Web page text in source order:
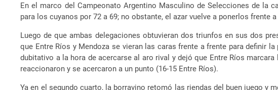
En el marco del Campeonato Argentino Masculino de Selecciones de la
para los cuyanos por 72 a 69; no obstante, el azar vuelve a ponerlos
Luego de que ambas delegaciones obtuvieran dos triunfos en sus dos
que Entre Ríos y Mendoza se vieran las caras frente a frente para definir
dubitativo a la hora de acercarse al aro rival y dejó que Entre Ríos
reaccionaron y se acercaron a un punto (16-15 Entre Ríos).
Ya en el segundo cuarto, la borravino retomó las riendas del buen juego y